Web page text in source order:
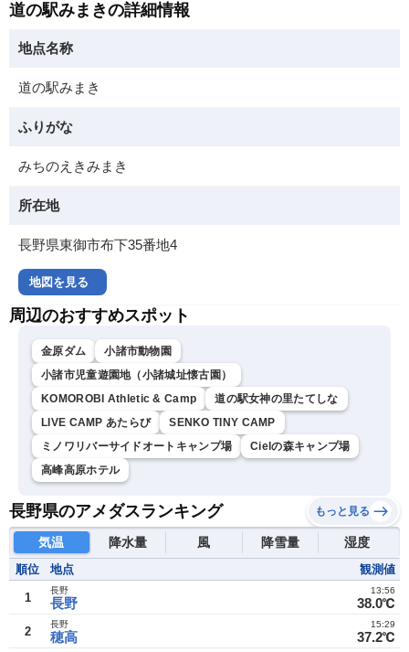
道の駅みまきの詳細情報
地点名称
道の駅みまき
ふりがな
みちのえきみまき
所在地
長野県東御市布下35番地4
地図を見る
周辺のおすすめスポット
金原ダム
小諸市動物園
小諸市児童遊園地（小諸城址懐古園）
KOMOROBI Athletic & Camp
道の駅女神の里たてしな
LIVE CAMP あたらび
SENKO TINY CAMP
ミノワリバーサイドオートキャンプ場
Cielの森キャンプ場
高峰高原ホテル
長野県のアメダスランキング もっと見る
気温 降水量 風 降雪量 湿度
順位 地点 観測値
1 長野
長野
38.0℃
13:56
2 穂高
長野
37.2℃
15:29